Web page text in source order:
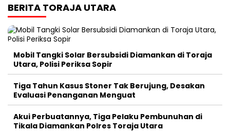
BERITA TORAJA UTARA
Mobil Tangki Solar Bersubsidi Diamankan di Toraja
Utara, Polisi Periksa Sopir
Tiga Tahun Kasus Stoner Tak Berujung, Desakan
Evaluasi Penanganan Menguat
Akui Perbuatannya, Tiga Pelaku Pembunuhan di
Tikala Diamankan Polres Toraja Utara